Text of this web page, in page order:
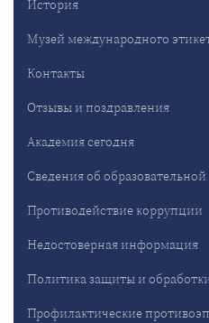
История
Музей международного
Контакты
Отзывы и поздравления
Академия сегодня
Сведения об
Противодействие коррупции
Недостоверная информация
Политика защиты и
Профилактические